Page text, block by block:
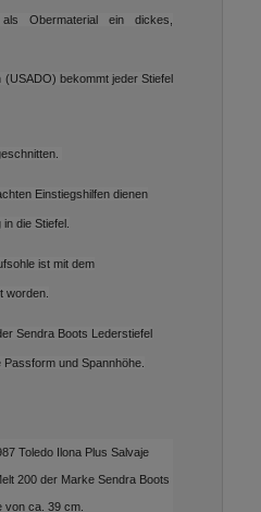
Obermaterial ein dickes,
bekommt jeder Stiefel
Einstiegshilfen dienen
die Stiefel.
ist mit dem
worden.
Sendra Boots Lederstiefel
und Spannhöhe.
Toledo Ilona Plus Salvaje
200 der Marke Sendra Boots
von ca. 39 cm.